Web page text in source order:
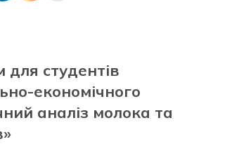
студентів
економічного
аналіз молока та